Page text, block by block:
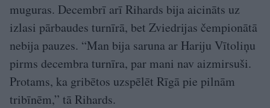
muguras. Decembrī arī Rihards bija aicināts uz
izlasi pārbaudes turnīrā, bet Zviedrijas čempionātā
nebija pauzes. “Man bija saruna ar Hariju Vītoliņu
pirms decembra turnīra, par mani nav aizmirsuši.
Protams, ka gribētos uzspēlēt Rīgā pie pilnām
tribīnēm,” tā Rihards.